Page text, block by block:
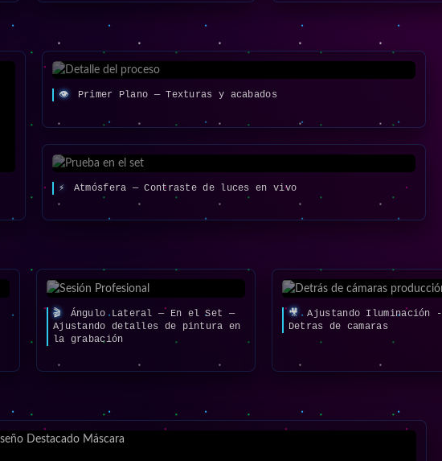
👁️ Primer Plano — Texturas y acabados
⚡ Atmósfera — Contraste de luces en vivo
🎬
Ángulo Lateral — En el Set —
Ajustando detalles de pintura en
la grabación
🎥 Ajustando Iluminación -
Detras de camaras